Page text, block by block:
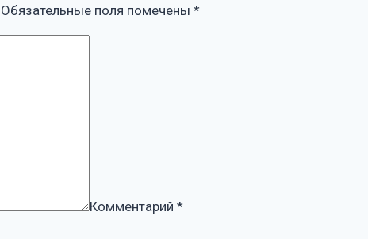
Обязательные поля помечены *
Комментарий *